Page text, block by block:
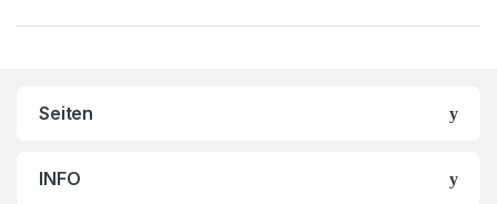
Seiten
INFO